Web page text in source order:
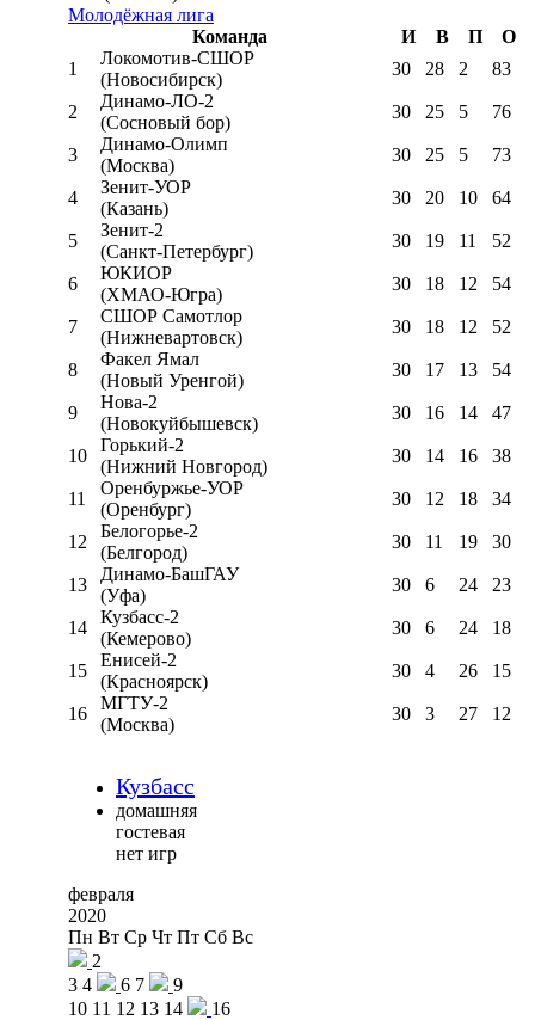
Молодёжная лига
Команда
И В П
О
1
Локомотив-CШОР
(Новосибирск)
30 28 2 83
2
Динамо-ЛО-2
(Сосновый бор)
30 25 5 76
3
Динамо-Олимп
(Москва)
30 25 5 73
4
Зенит-УОР
(Казань)
30 20 10 64
5
Зенит-2
(Санкт-Петербург)
30 19 11 52
6
ЮКИОР
(ХМАО-Югра)
30 18 12 54
7
СШОР Самотлор
(Нижневартовск)
30 18 12 52
8
Факел Ямал
(Новый Уренгой)
30 17 13 54
9
Нова-2
(Новокуйбышевск)
30 16 14 47
10
Горький-2
(Нижний Новгород)
30 14 16 38
11
Оренбуржье-УОР
(Оренбург)
30 12 18 34
12
Белогорье-2
(Белгород)
30 11 19 30
13
Динамо-БашГАУ
(Уфа)
30 6 24 23
14
Кузбасс-2
(Кемерово)
30 6 24 18
15
Енисей-2
(Красноярск)
30 4 26 15
16
МГТУ-2
(Москва)
30 3 27 12
Кузбасс
домашняя
гостевая
нет игр
февраля
2020
Пн Вт Ср Чт Пт Сб Вс
2
3 4 6 7
9
10 11 12 13 14
16